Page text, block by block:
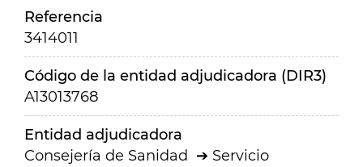
Referencia
3414011
Código de la entidad adjudicadora (DIR3)
A13013768
Entidad adjudicadora
Consejería de Sanidad
Servicio